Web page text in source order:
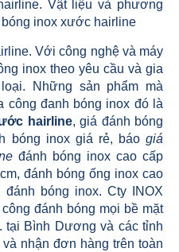
Vật liệu và phương
inox xước hairline
Với công nghệ và máy
inox theo yêu cầu và gia
Những sản phẩm mà
công đanh bóng inox đó là
hairline, giá đánh bóng
bóng inox giá rẻ, báo giá
đánh bóng inox cao cấp
đánh bóng ống inox cao
bóng inox. Cty INOX
đánh bóng mọi bề mặt
tại Bình Dương và các tỉnh
nhận đơn hàng trên toàn